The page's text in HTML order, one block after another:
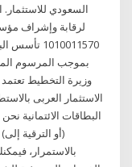
السعودي
لرقابة وإشراف
بموجب المرسوم
الاستثمار العربى
البطاقات الائتمانية
(أو الترقية
بالاستمرار،